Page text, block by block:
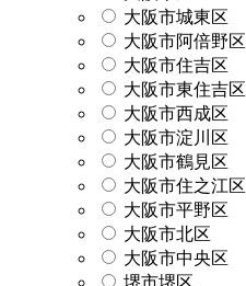
大阪市城東区
大阪市阿倍野区
大阪市住吉区
大阪市東住吉区
大阪市西成区
大阪市淀川区
大阪市鶴見区
大阪市住之江区
大阪市平野区
大阪市北区
大阪市中央区
堺市堺区